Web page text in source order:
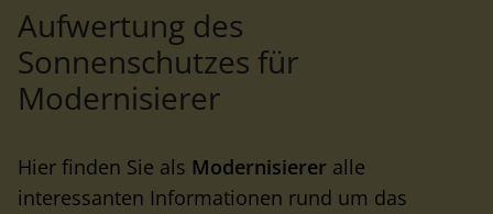
Aufwertung des
Sonnenschutzes für
Modernisierer
Hier finden Sie als Modernisierer alle
interessanten Informationen rund um das